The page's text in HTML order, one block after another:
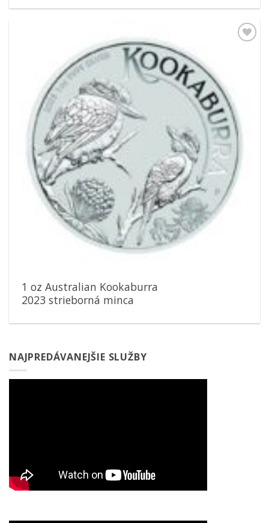
1 oz Australian Kookaburra
2023 strieborná minca
NAJPREDÁVANEJŠIE SLUŽBY